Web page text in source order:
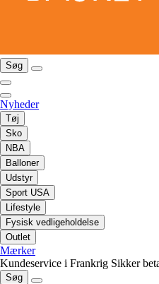
Søg
Nyheder
Tøj
Sko
NBA
Balloner
Udstyr
Sport USA
Lifestyle
Fysisk vedligeholdelse
Outlet
Mærker
Kundeservice i Frankrig Sikker
Søg